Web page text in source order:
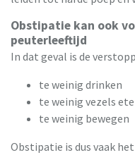
Obstipatie kan ook
peuterleeftijd
In dat geval is de
te weinig drinken
te weinig vezels
te weinig bewegen
Obstipatie is dus vaak